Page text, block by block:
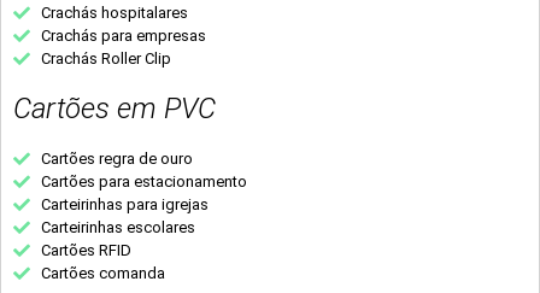
Crachás hospitalares
Crachás para empresas
Crachás Roller Clip
Cartões em PVC
Cartões regra de ouro
Cartões para estacionamento
Carteirinhas para igrejas
Carteirinhas escolares
Cartões RFID
Cartões comanda